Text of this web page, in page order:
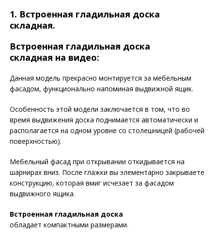
1. Встроенная гладильная доска
складная.
Встроенная гладильная доска
складная на видео:
Данная модель прекрасно монтируется за мебельным
фасадом, функционально напоминая выдвижной ящик.
Особенность этой модели заключается в том, что во
время выдвижения доска поднимается автоматически и
располагается на одном уровне со столешницей (рабочей
поверхностью).
Мебельный фасад при открывании откидывается на
шарнирах вниз. После глажки вы элементарно закрываете
конструкцию, которая вмиг исчезает за фасадом
выдвижного ящика.
Встроенная гладильная доска
обладает компактными размерами.